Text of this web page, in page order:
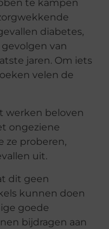
te kampen
diabetes,
van
jaren. Om iets
velen de
werken beloven
ongeziene
ze proberen,
uit.
dit geen
kunnen doen
goede
bijdragen aan